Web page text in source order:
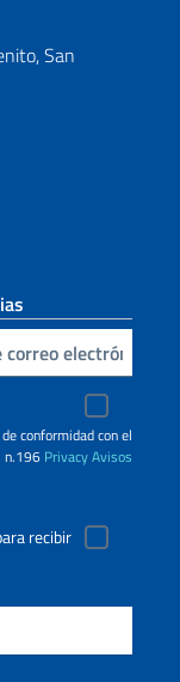
San
conformidad con el
n.196 PrivacyAvisos
recibir